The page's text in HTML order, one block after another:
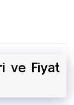
ve Fiyat